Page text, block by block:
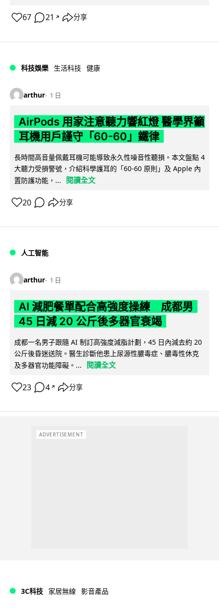
67 21 ↗ 分享
科技娛樂 生活科技 健康
arthur 1 日
AirPods 用家注意聽力響紅燈 醫學界籲
耳機用戶謹守「60-60」鐵律
長時間高音量佩戴耳機可能導致永久性噪音性聽損。本文盤點 4
大聽力受損警號，介紹科學護耳的「60-60 原則」及 Apple 內
置防護功能，...
閱讀全文
20 分享
人工智能
arthur 1 日
AI 減肥餐單配合高強度操練 成都男
45 日減 20 公斤後多器官衰竭
成都一名男子跟隨 AI 制訂高強度減脂計劃，45 日內減去約 20
公斤後昏迷送院。醫生診斷他患上尿源性膿毒症、膿毒性休克
及多器官功能障礙。...
閱讀全文
23 4 ↗ 分享
ADVERTISEMENT
3C科技 家居無線 影音產品